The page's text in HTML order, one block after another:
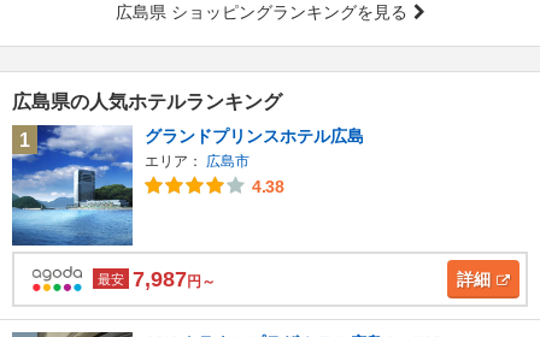
広島県 ショッピングランキングを見る
広島県の人気ホテルランキング
1
グランドプリンスホテル広島
エリア： 広島市
4.38
最安 7,987円～ 詳細